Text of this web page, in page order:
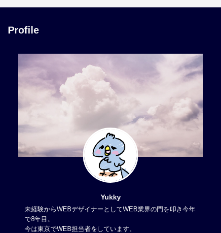
Profile
Yukky
未経験からWEBデザイナーとしてWEB業界の門を叩き今年
で8年目。
今は東京でWEB担当者をしています。